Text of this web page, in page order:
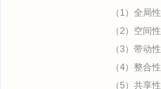
（1）全局性
（2）空间性
（3）带动性
（4）整合性
（5）共享性